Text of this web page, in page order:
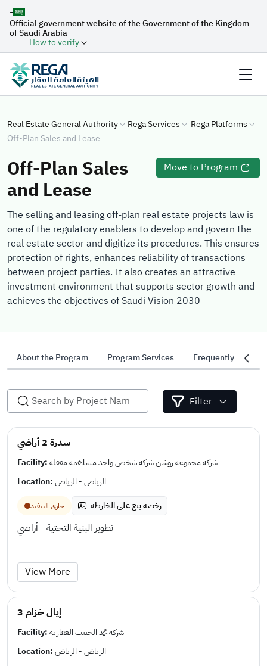
-
Official government website of the Government of the Kingdom
of Saudi Arabia
How to verify
Real Estate General Authority Rega Services
Rega Platforms
Off-Plan Sales and Lease
Off-Plan Sales
and Lease
Move to Program
The selling and leasing off-plan real estate projects law is
one of the regulatory enablers to develop and govern the
real estate sector and digitize its procedures. This ensures
protection of rights, enhances reliability of transactions
between project parties. It also creates an attractive
investment environment that supports sector growth and
achieves the objectives of Saudi Vision 2030
About the Program Program Services Frequently Asked
Filter
سدرة 2 أراضي
Facility:شركة مجموعة روشن شركة شخص واحد مساهمة مقفلة
Location:الرياض - الرياض
جارى التنفيد رخصة بيع على الخارطة
تطوير البنية التحتية - أراضي
View More
إيال خزام 3
Facility:شركة محمد الحبيب العقارية
Location:الرياض - الرياض